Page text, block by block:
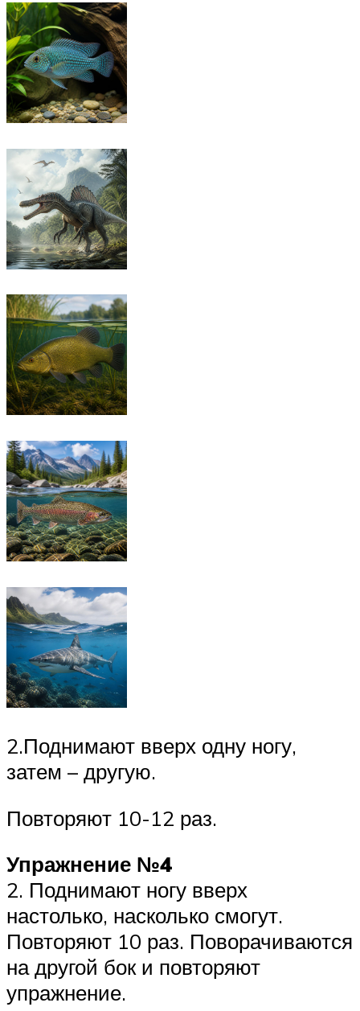
2.Поднимают вверх одну ногу,
затем – другую.
Повторяют 10-12 раз.
Упражнение №4
2. Поднимают ногу вверх
настолько, насколько смогут.
Повторяют 10 раз. Поворачиваются
на другой бок и повторяют
упражнение.